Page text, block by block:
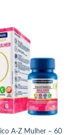
A-Z Mulher – 60